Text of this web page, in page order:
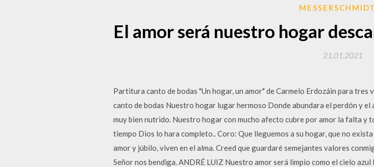
El amor será nuestro hogar
21.01.2021
Partitura canto de bodas "Un hogar, un amor" de Carmelo Erdozáin para
canto de bodas Nuestro hogar lugar hermoso Donde abundara el perdón y
muy bien nutrido. Nuestro hogar con mucho afecto cubre por amor la falta
tiempo Dios lo hara completo.. Coro: Que lleguemos a su hogar, que no
amor y júbilo, viven en el alma. Creed que guardaré semejantes valores
Señor nos bendiga. ANDRÉ LUIZ Nuestro amor será limpio como el cielo